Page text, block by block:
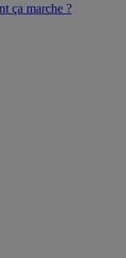
ça marche ?